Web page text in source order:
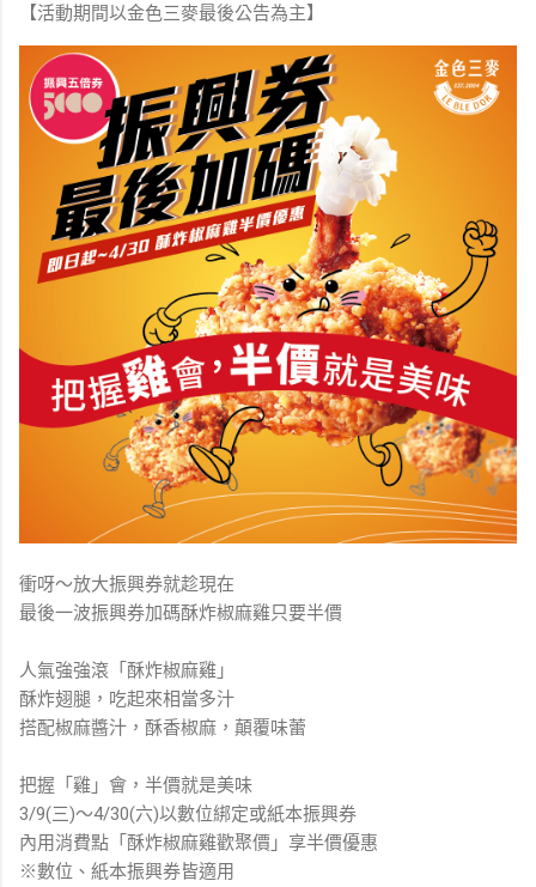
【活動期間以金色三麥最後公告為主】
衝呀～放大振興券就趁現在
最後一波振興券加碼酥炸椒麻雞只要半價
人氣強強滾「酥炸椒麻雞」
酥炸翅腿，吃起來相當多汁
搭配椒麻醬汁，酥香椒麻，顛覆味蕾
把握「雞」會，半價就是美味
3/9(三)～4/30(六)以數位綁定或紙本振興券
內用消費點「酥炸椒麻雞歡聚價」享半價優惠
※數位、紙本振興券皆適用